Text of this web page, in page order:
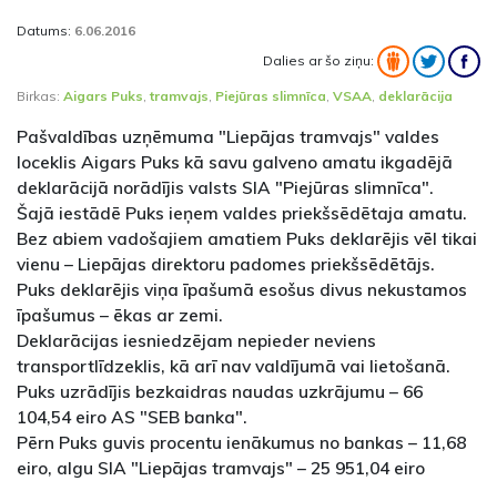
Datums: 6.06.2016
Dalies ar šo ziņu:
Birkas: Aigars Puks,tramvajs, Piejūras slimnīca, VSAA, deklarācija
Pašvaldības uzņēmuma "Liepājas tramvajs" valdes
loceklis Aigars Puks kā savu galveno amatu ikgadējā
deklarācijā norādījis valsts SIA "Piejūras slimnīca".
Šajā iestādē Puks ieņem valdes priekšsēdētaja amatu.
Bez abiem vadošajiem amatiem Puks deklarējis vēl tikai
vienu – Liepājas direktoru padomes priekšsēdētājs.
Puks deklarējis viņa īpašumā esošus divus nekustamos
īpašumus – ēkas ar zemi.
Deklarācijas iesniedzējam nepieder neviens
transportlīdzeklis, kā arī nav valdījumā vai lietošanā.
Puks uzrādījis bezkaidras naudas uzkrājumu – 66
104,54 eiro AS "SEB banka".
Pērn Puks guvis procentu ienākumus no bankas – 11,68
eiro, algu SIA "Liepājas tramvajs" – 25 951,04 eiro